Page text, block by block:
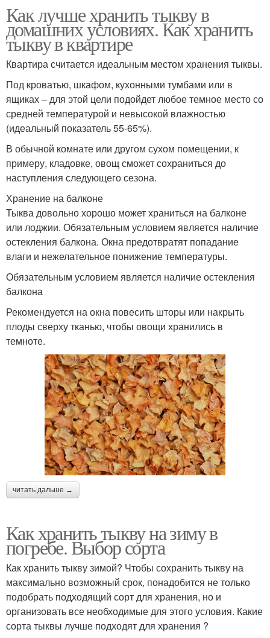
Как лучше хранить тыкву в
домашних условиях. Как хранить
тыкву в квартире
Квартира считается идеальным местом хранения тыквы.
Под кроватью, шкафом, кухонными тумбами или в
ящиках – для этой цели подойдет любое темное место со
средней температурой и невысокой влажностью
(идеальный показатель 55-65%).
В обычной комнате или другом сухом помещении, к
примеру, кладовке, овощ сможет сохраниться до
наступления следующего сезона.
Хранение на балконе
Тыква довольно хорошо может храниться на балконе
или лоджии. Обязательным условием является наличие
остекления балкона. Окна предотвратят попадание
влаги и нежелательное понижение температуры.
Обязательным условием является наличие остекления
балкона
Рекомендуется на окна повесить шторы или накрыть
плоды сверху тканью, чтобы овощи хранились в
темноте.
читать дальше →
Как хранить тыкву на зиму в
погребе. Выбор сорта
Как хранить тыкву зимой? Чтобы сохранить тыкву на
максимально возможный срок, понадобится не только
подобрать подходящий сорт для хранения, но и
организовать все необходимые для этого условия. Какие
сорта тыквы лучше подходят для хранения ?